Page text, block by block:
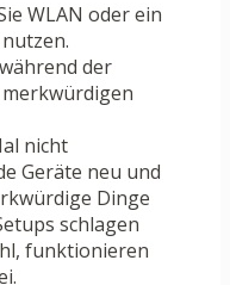
WLAN oder ein
der
nicht
Geräte neu und
Dinge
schlagen
funktionieren